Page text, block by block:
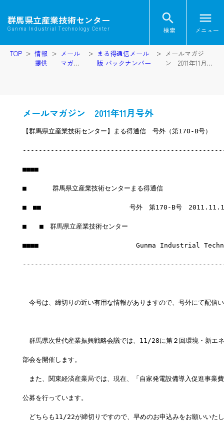
群馬県立産業技術センター
Gunma Industrial Technology Center
search
検索
menu
メニュー
TOP
情報
提供
メール
マガジ
まる得通信メール
版 バックナンバー
メールマガジ
ン 2011年11月号
メールマガジン 2011年11月号外
【群馬県立産業技術センター】まる得通信　号外（第170-B号）
■■■■
■　　　　群馬県立産業技術センターまる得通信
■　■■　　　　　　　　　　　　　 号外　第170-B号　
■　　■　群馬県立産業技術センター
■■■■　　　　　　　　　　　　　　　Gunma Industrial
今号は、締切りの近い有用な情報がありますので、号外にて配信
群馬県次世代産業振興戦略会議では、11/28に第２回環境・新エ
部会を開催します。
また、関東経済産業局では、現在、「自家発電設備導入促進事業
公募を行っています。
どちらも11/22が締切りですので、早めのお申込みをお願いいた